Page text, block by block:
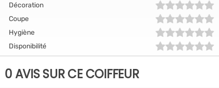
Décoration
Coupe
Hygiène
Disponibilité
0 AVIS SUR CE COIFFEUR